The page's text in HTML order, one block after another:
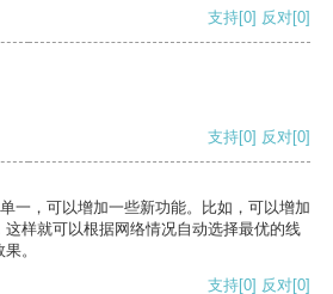
支持[0] 反对[0]
支持[0] 反对[0]
一，可以增加一些新功能。比如，可以增加
样就可以根据网络情况自动选择最优的线
。
支持[0] 反对[0]